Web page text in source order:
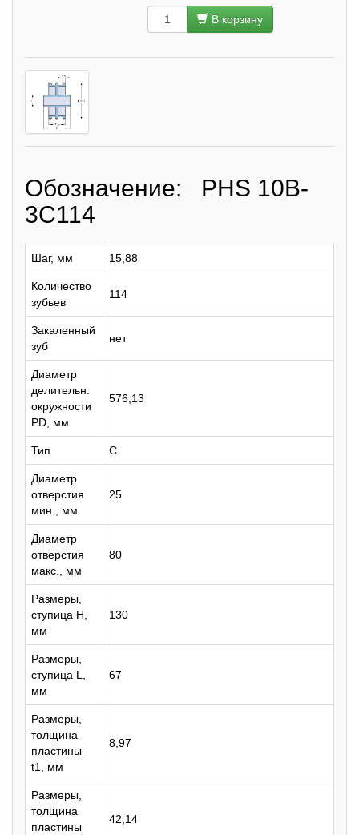
В корзину
Обозначение: PHS 10B-
3C114
Шаг, мм 15,88
Количество
зубьев
114
Закаленный
зуб
нет
Диаметр
делительн.
окружности
PD, мм
576,13
Тип C
Диаметр
отверстия
мин., мм
25
Диаметр
отверстия
макс., мм
80
Размеры,
ступица H,
мм
130
Размеры,
ступица L,
мм
67
Размеры,
толщина
пластины
t1, мм
8,97
Размеры,
толщина
пластины
42,14